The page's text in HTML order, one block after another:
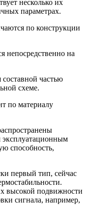
несколько их
параметрах.
по конструкции
непосредственно на
частью
схеме.
по материалу
эксплуатационным
способность,
первый тип, сейчас
высокой подвижности
сигнала, например,